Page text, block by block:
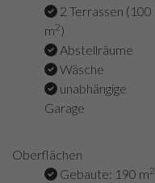
2 Terrassen (100
m2)
Abstellräume
Wäsche
unabhängige
Garage
Oberflächen
Gebaute: 190 m2